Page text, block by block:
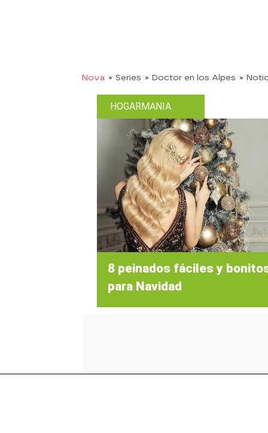
Nova » Series » Doctor en los Alpes »
HOGARMANIA
8 peinados fáciles y
para Navidad